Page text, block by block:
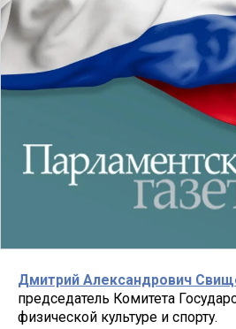
Дмитрий Александрович
председатель Комитета
физической культуре и спорту.